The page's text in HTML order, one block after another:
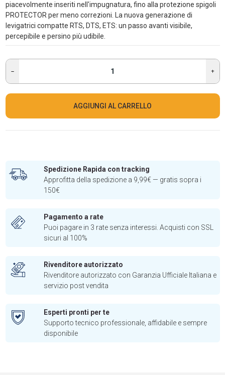
piacevolmente inseriti nell'impugnatura, fino alla protezione spigoli
PROTECTOR per meno correzioni. La nuova generazione di
levigatrici compatte RTS, DTS, ETS: un passo avanti visibile,
percepibile e persino più udibile.
AGGIUNGI AL CARRELLO
Spedizione Rapida con tracking
Approfitta della spedizione a 9,99€ — gratis sopra i
150€
Pagamento a rate
Puoi pagare in 3 rate senza interessi. Acquisti con SSL
sicuri al 100%
Rivenditore autorizzato
Rivenditore autorizzato con Garanzia Ufficiale Italiana e
servizio post vendita
Esperti pronti per te
Supporto tecnico professionale, affidabile e sempre
disponibile